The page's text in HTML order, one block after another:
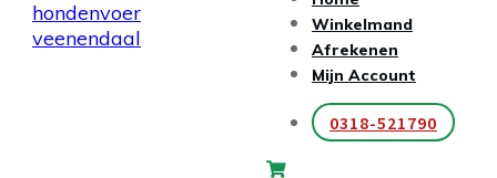
Winkelmand
Afrekenen
Mijn Account
0318-521790